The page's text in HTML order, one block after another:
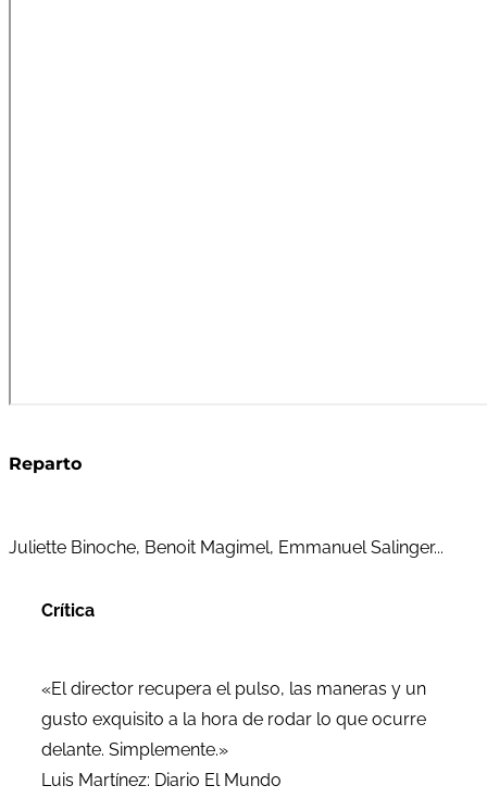
Reparto
Juliette Binoche, Benoit Magimel, Emmanuel Salinger...
Crítica
«El director recupera el pulso, las maneras y un
gusto exquisito a la hora de rodar lo que ocurre
delante. Simplemente.»
Luis Martínez: Diario El Mundo